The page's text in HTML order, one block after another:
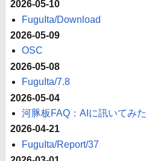
2026-05-10
FuguIta/Download
2026-05-09
OSC
2026-05-08
FuguIta/7.8
2026-05-04
河豚板FAQ：AIに訊いてみた
2026-04-21
FuguIta/Report/37